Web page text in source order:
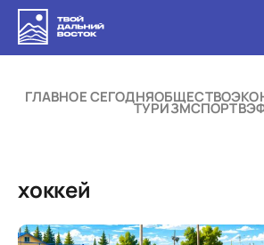
ГЛАВНОЕ СЕГОДНЯОБЩЕСТВО
ТУРИЗМСПОРТ
хоккей